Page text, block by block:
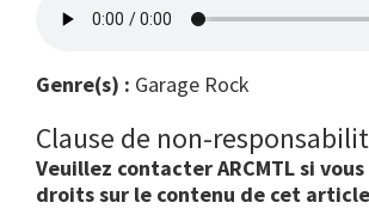
Genre(s) : Garage Rock
Clause de non-
Veuillez contacter ARCMTL si
droits sur le contenu de cet